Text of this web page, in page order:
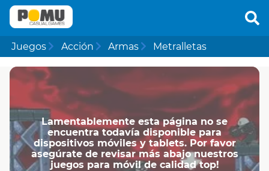
Juegos Acción Armas Metralletas
Lamentablemente esta página no se
encuentra todavía disponible para
dispositivos móviles y tablets. Por favor
asegúrate de revisar más abajo nuestros
juegos para móvil de calidad top!